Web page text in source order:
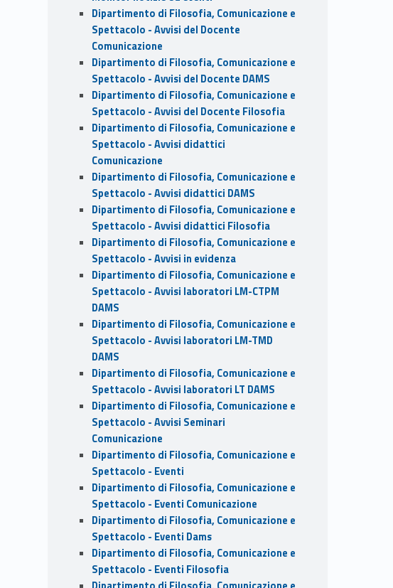
Dipartimento di Filosofia, Comunicazione e
Spettacolo - Avvisi del Docente
Comunicazione
Dipartimento di Filosofia, Comunicazione e
Spettacolo - Avvisi del Docente DAMS
Dipartimento di Filosofia, Comunicazione e
Spettacolo - Avvisi del Docente Filosofia
Dipartimento di Filosofia, Comunicazione e
Spettacolo - Avvisi didattici
Comunicazione
Dipartimento di Filosofia, Comunicazione e
Spettacolo - Avvisi didattici DAMS
Dipartimento di Filosofia, Comunicazione e
Spettacolo - Avvisi didattici Filosofia
Dipartimento di Filosofia, Comunicazione e
Spettacolo - Avvisi in evidenza
Dipartimento di Filosofia, Comunicazione e
Spettacolo - Avvisi laboratori LM-CTPM
DAMS
Dipartimento di Filosofia, Comunicazione e
Spettacolo - Avvisi laboratori LM-TMD
DAMS
Dipartimento di Filosofia, Comunicazione e
Spettacolo - Avvisi laboratori LT DAMS
Dipartimento di Filosofia, Comunicazione e
Spettacolo - Avvisi Seminari
Comunicazione
Dipartimento di Filosofia, Comunicazione e
Spettacolo - Eventi
Dipartimento di Filosofia, Comunicazione e
Spettacolo - Eventi Comunicazione
Dipartimento di Filosofia, Comunicazione e
Spettacolo - Eventi Dams
Dipartimento di Filosofia, Comunicazione e
Spettacolo - Eventi Filosofia